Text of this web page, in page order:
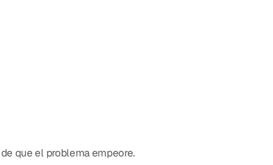
que el problema empeore.